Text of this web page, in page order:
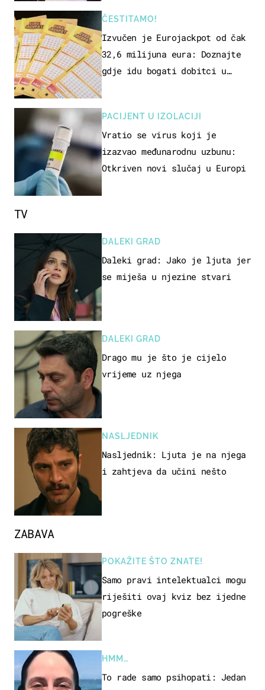
ČESTITAMO!
Izvučen je Eurojackpot od čak
32,6 milijuna eura: Doznajte
gdje idu bogati dobitci u
PACIJENT U IZOLACIJI
Vratio se virus koji je
izazvao međunarodnu uzbunu:
Otkriven novi slučaj u Europi
ZABAVA
POKAŽITE ŠTO ZNATE!
Samo pravi intelektualci mogu
riješiti ovaj kviz bez ijedne
pogreške
HMM…
To rade samo psihopati: Jedan
TV
DALEKI GRAD
Daleki grad: Jako je ljuta jer
se miješa u njezine stvari
DALEKI GRAD
Drago mu je što je cijelo
vrijeme uz njega
NASLJEDNIK
Nasljednik: Ljuta je na njega
i zahtjeva da učini nešto